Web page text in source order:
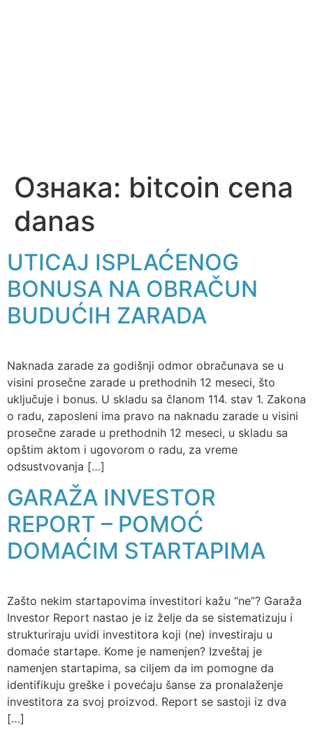
Ознака: bitcoin cena
danas
UTICAJ ISPLAĆENOG
BONUSA NA OBRAČUN
BUDUĆIH ZARADA
Naknada zarade za godišnji odmor obračunava se u
visini prosečne zarade u prethodnih 12 meseci, što
uključuje i bonus. U skladu sa članom 114. stav 1. Zakona
o radu, zaposleni ima pravo na naknadu zarade u visini
prosečne zarade u prethodnih 12 meseci, u skladu sa
opštim aktom i ugovorom o radu, za vreme
odsustvovanja […]
GARAŽA INVESTOR
REPORT – POMOĆ
DOMAĆIM STARTAPIMA
Zašto nekim startapovima investitori kažu “ne”? Garaža
Investor Report nastao je iz želje da se sistematizuju i
strukturiraju uvidi investitora koji (ne) investiraju u
domaće startape. Kome je namenjen? Izveštaj je
namenjen startapima, sa ciljem da im pomogne da
identifikuju greške i povećaju šanse za pronalaženje
investitora za svoj proizvod. Report se sastoji iz dva
[…]